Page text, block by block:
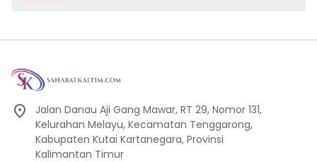
Jalan Danau Aji Gang Mawar, RT 29, Nomor 131,
Kelurahan Melayu, Kecamatan Tenggarong,
Kabupaten Kutai Kartanegara, Provinsi
Kalimantan Timur